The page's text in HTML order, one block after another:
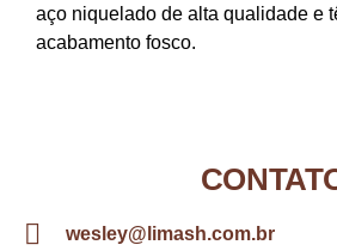
aço niquelado de alta qualidade e
acabamento fosco.
wesley@limash.com.br